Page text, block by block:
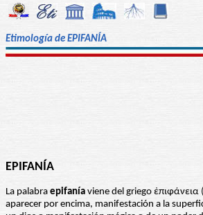
Etimología de EPIFANÍA
EPIFANÍA
La palabra epifanía viene del griego
aparecer por encima, manifestación a la